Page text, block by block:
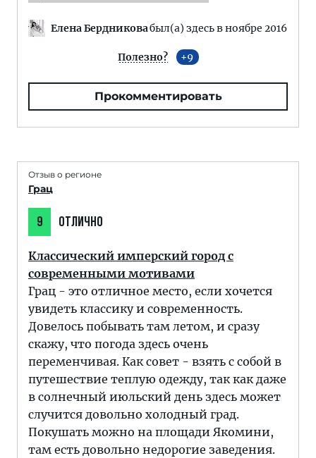
Елена Бердниковабыл(а) здесь в ноябре 2016
Полезно? 9
Прокомментировать
Отзыв о регионе
Грац
9 ОТЛИЧНО
Классический имперский город с
современными мотивами
Грац - это отличное место, если хочется
увидеть классику и современность.
Довелось побывать там летом, и сразу
скажу, что погода здесь очень
переменчивая. Как совет - взять с собой в
путешествие теплую одежду, так как даже
в солнечный июльский день здесь может
случится довольно холодный град.
Покушать можно на площади Якомини,
там есть довольно недорогие заведения.